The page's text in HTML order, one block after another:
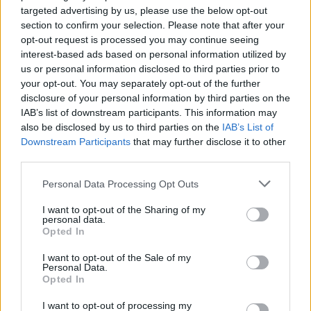
targeted advertising by us, please use the below opt-out
section to confirm your selection. Please note that after your
opt-out request is processed you may continue seeing
interest-based ads based on personal information utilized by
us or personal information disclosed to third parties prior to
your opt-out. You may separately opt-out of the further
disclosure of your personal information by third parties on the
IAB’s list of downstream participants. This information may
also be disclosed by us to third parties on the IAB’s List of
Downstream Participants that may further disclose it to other
Personal Data Processing Opt Outs
I want to opt-out of the Sharing of my
personal data.
Opted In
I want to opt-out of the Sale of my
Personal Data.
Opted In
I want to opt-out of processing my
Ιδιαίτερη αναφορά έγινε και στο οικονομικό βάρος που
συνεπάγεται η συντήρηση των διατηρητέων ακινήτων,
καθώς οι απαιτήσεις αποκατάστασης είναι σημαντικά
υψηλότερες σε σχέση με ένα συμβατικό κτίριο.
Στο πλαίσιο αυτό, οι ιδιοκτήτες επανέφεραν το αίτημα
για φορολογικές ελαφρύνσεις και σημαντική μείωση ή
ακόμη και κατάργηση του ΕΝΦΙΑ για τα διατηρητέα,
υποστηρίζοντας ότι δεν μπορούν να αντιμετωπίζονται
υπόλοιπα ακίνητα.
χρηματοδότησης μέσω του
Ταμείου Ανάκαμψης, των
προγραμμάτων
ενίσχυσης αποκαταστάσεων, στα πρότυπα του